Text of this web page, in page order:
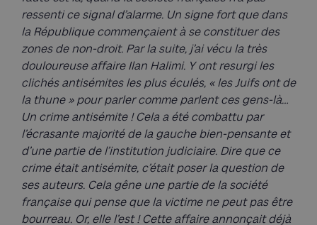
ressenti ce signal d’alarme. Un signe fort que dans
la République commençaient à se constituer des
zones de non-droit. Par la suite, j’ai vécu la très
douloureuse affaire Ilan Halimi. Y ont resurgi les
clichés antisémites les plus éculés, « les Juifs ont de
la thune » pour parler comme parlent ces gens-là…
Un crime antisémite ! Cela a été combattu par
l’écrasante majorité de la gauche bien-pensante et
d’une partie de l’institution judiciaire. Dire que ce
crime était antisémite, c’était poser la question de
ses auteurs. Cela gêne une partie de la société
française qui pense que la victime ne peut pas être
bourreau. Or, elle l’est ! Cette affaire annonçait déjà